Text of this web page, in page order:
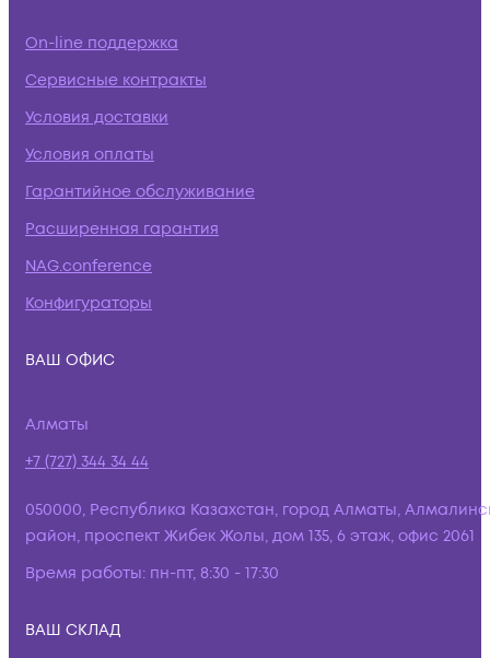
On-line поддержка
Сервисные контракты
Условия доставки
Условия оплаты
Гарантийное обслуживание
Расширенная гарантия
NAG.conference
Конфигураторы
ВАШ ОФИС
Алматы
+7 (727) 344 34 44
050000, Республика Казахстан, город Алматы,
район, проспект Жибек Жолы, дом 135, 6 этаж, офис 2061
Время работы: пн-пт, 8:30 - 17:30
ВАШ СКЛАД